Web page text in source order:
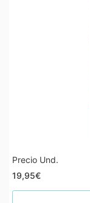
Precio Und.
19,95€